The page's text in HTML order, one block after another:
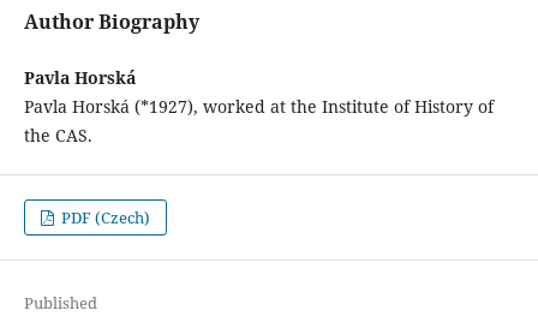
Author Biography
Pavla Horská
Pavla Horská (*1927), worked at the Institute of History of
the CAS.
PDF (Czech)
Published